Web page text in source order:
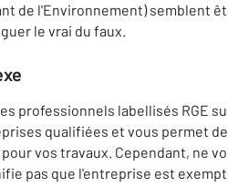
de l'Environnement) semblent
le vrai du faux.
professionnels labellisés RGE
qualifiées et vous permet
vos travaux. Cependant, ne
pas que l'entreprise est